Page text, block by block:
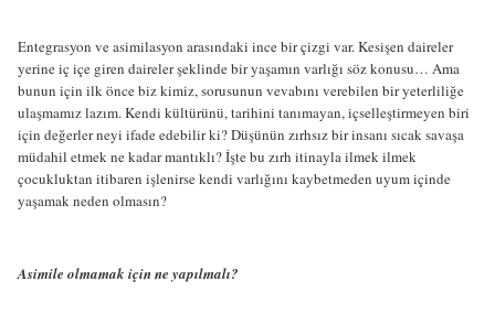
Entegrasyon ve asimilasyon arasındaki ince bir çizgi var. Kesişen daireler
yerine iç içe giren daireler şeklinde bir yaşamın varlığı söz konusu… Ama
bunun için ilk önce biz kimiz, sorusunun vevabını verebilen bir yeterliliğe
ulaşmamız lazım. Kendi kültürünü, tarihini tanımayan, içselleştirmeyen biri
için değerler neyi ifade edebilir ki? Düşünün zırhsız bir insanı sıcak savaşa
müdahil etmek ne kadar mantıklı? İşte bu zırh itinayla ilmek ilmek
çocukluktan itibaren işlenirse kendi varlığını kaybetmeden uyum içinde
yaşamak neden olmasın?
Asimile olmamak için ne yapılmalı?